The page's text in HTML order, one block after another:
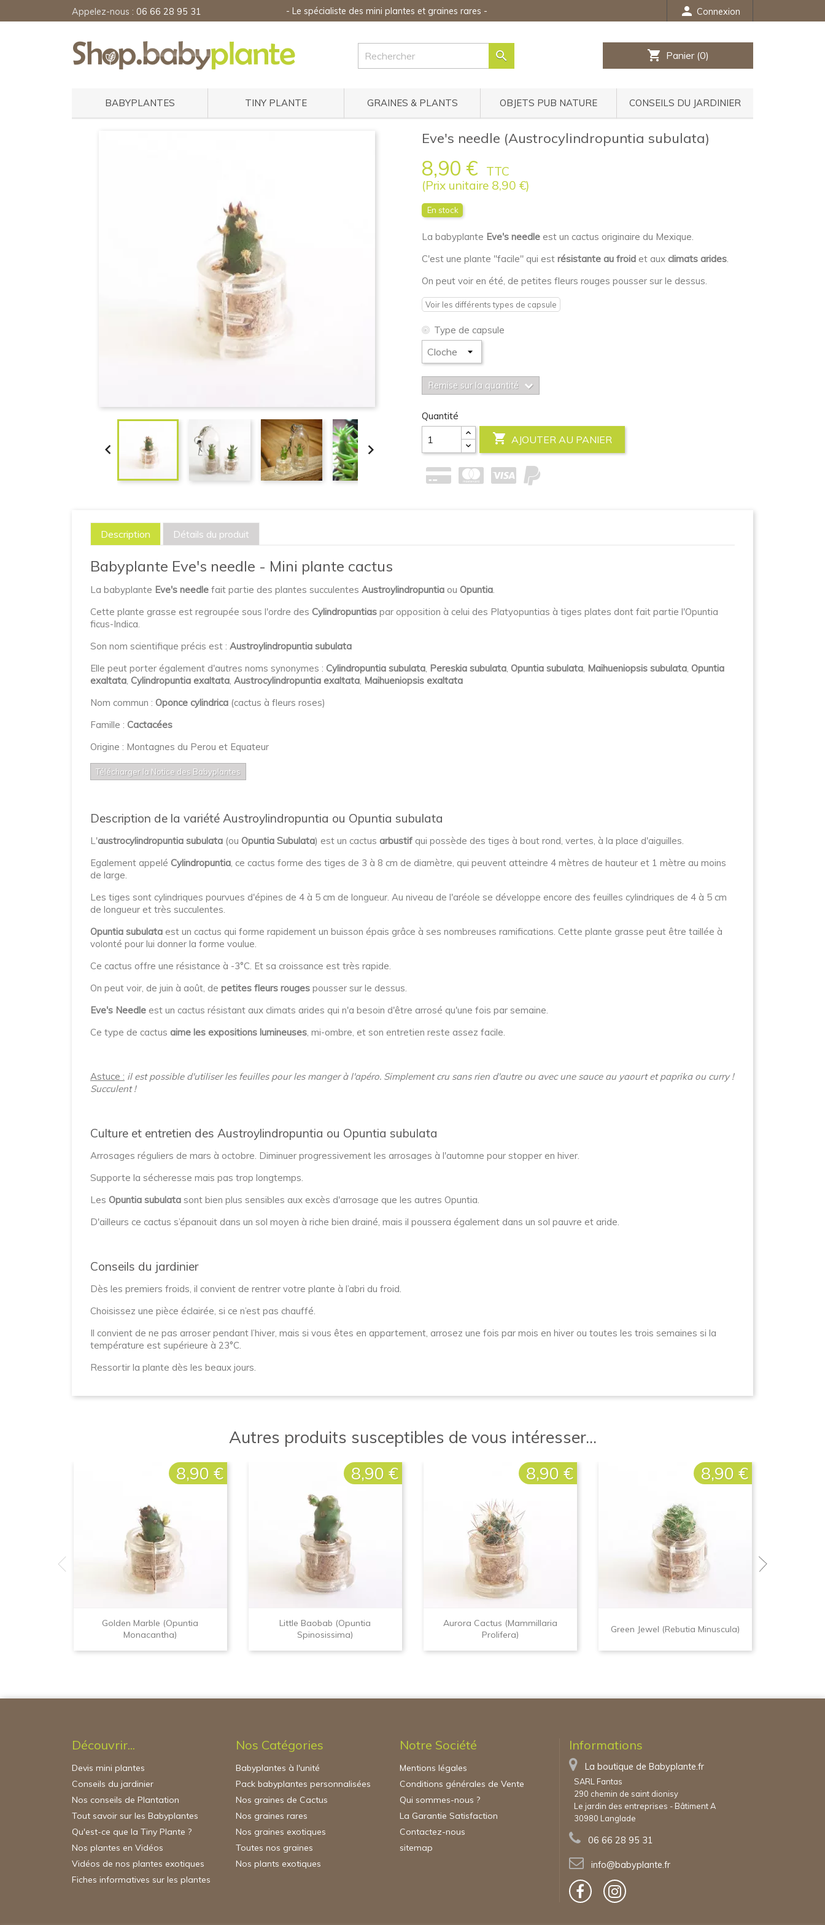
- Le spécialiste des mini plantes et graines rares -
Appelez-nous : 06 66 28 95 31 person Connexion
 shopping_cart Panier (0)
BABYPLANTES TINY PLANTE GRAINES & PLANTS OBJETS PUB NATURE CONSEILS DU JARDINIER
 
Eve's needle (Austrocylindropuntia subulata)
8,90 €
TTC
(Prix unitaire 8,90 €)
En stock
La babyplante Eve's needle est un cactus originaire du Mexique.
C'est une plante "facile" qui est résistante au froid et aux climats arides.
On peut voir en été, de petites fleurs rouges pousser sur le dessus.
Voir les différents types de capsule
Type de capsule
Remise sur la quantité
Quantité
 AJOUTER AU PANIER
Description Détails du produit
Babyplante Eve's needle - Mini plante cactus
La babyplante Eve's needle fait partie des plantes succulentes Austroylindropuntia ou Opuntia.
Cette plante grasse est regroupée sous l'ordre des Cylindropuntias par opposition à celui des Platyopuntias à tiges plates dont fait partie l'Opuntia
ficus-Indica.
Son nom scientifique précis est : Austroylindropuntia subulata
Elle peut porter également d'autres noms synonymes : Cylindropuntia subulata, Pereskia subulata, Opuntia subulata, Maihueniopsis subulata, Opuntia
exaltata, Cylindropuntia exaltata, Austrocylindropuntia exaltata, Maihueniopsis exaltata
Nom commun : Oponce cylindrica (cactus à fleurs roses)
Famille : Cactacées
Origine : Montagnes du Perou et Equateur
Télécharger la Notice des Babyplantes
Description de la variété Austroylindropuntia ou Opuntia subulata
L'austrocylindropuntia subulata (ou Opuntia Subulata) est un cactus arbustif qui possède des tiges à bout rond, vertes, à la place d'aiguilles.
Egalement appelé Cylindropuntia, ce cactus forme des tiges de 3 à 8 cm de diamètre, qui peuvent atteindre 4 mètres de hauteur et 1 mètre au moins
de large.
Les tiges sont cylindriques pourvues d'épines de 4 à 5 cm de longueur. Au niveau de l'aréole se développe encore des feuilles cylindriques de 4 à 5 cm
de longueur et très succulentes.
Opuntia subulata est un cactus qui forme rapidement un buisson épais grâce à ses nombreuses ramifications. Cette plante grasse peut être taillée à
volonté pour lui donner la forme voulue.
Ce cactus offre une résistance à -3°C. Et sa croissance est très rapide.
On peut voir, de juin à août, de petites fleurs rouges pousser sur le dessus.
Eve's Needle est un cactus résistant aux climats arides qui n'a besoin d'être arrosé qu'une fois par semaine.
Ce type de cactus aime les expositions lumineuses, mi-ombre, et son entretien reste assez facile.
Astuce : il est possible d'utiliser les feuilles pour les manger à l'apéro. Simplement cru sans rien d'autre ou avec une sauce au yaourt et paprika ou curry !
Succulent !
Culture et entretien des Austroylindropuntia ou Opuntia subulata
Arrosages réguliers de mars à octobre. Diminuer progressivement les arrosages à l'automne pour stopper en hiver.
Supporte la sécheresse mais pas trop longtemps.
Les Opuntia subulata sont bien plus sensibles aux excès d'arrosage que les autres Opuntia.
D'ailleurs ce cactus s’épanouit dans un sol moyen à riche bien drainé, mais il poussera également dans un sol pauvre et aride.
Conseils du jardinier
Dès les premiers froids, il convient de rentrer votre plante à l’abri du froid.
Choisissez une pièce éclairée, si ce n’est pas chauffé.
Il convient de ne pas arroser pendant l’hiver, mais si vous êtes en appartement, arrosez une fois par mois en hiver ou toutes les trois semaines si la
température est supérieure à 23°C.
Ressortir la plante dès les beaux jours.
Autres produits susceptibles de vous intéresser...
Golden Marble (Opuntia
Monacantha)
Prix
8,90 €
Little Baobab (Opuntia
Spinosissima)
Prix
8,90 €
Aurora Cactus (Mammillaria
Prolifera)
Prix
8,90 €
Green Jewel (Rebutia Minuscula)
Prix
8,90 €
Découvrir...
Devis mini plantes
Conseils du jardinier
Nos conseils de Plantation
Tout savoir sur les Babyplantes
Qu'est-ce que la Tiny Plante ?
Nos plantes en Vidéos
Vidéos de nos plantes exotiques
Fiches informatives sur les plantes
Nos Catégories
Babyplantes à l'unité
Pack babyplantes personnalisées
Nos graines de Cactus
Nos graines rares
Nos graines exotiques
Toutes nos graines
Nos plants exotiques
Notre Société
Mentions légales
Conditions générales de Vente
Qui sommes-nous ?
La Garantie Satisfaction
Contactez-nous
sitemap
Informations
La boutique de Babyplante.fr
SARL Fantas
290 chemin de saint dionisy
Le jardin des entreprises - Bâtiment A
30980 Langlade
06 66 28 95 31
info@babyplante.fr